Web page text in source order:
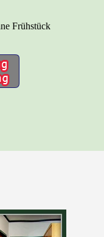
Frühstück